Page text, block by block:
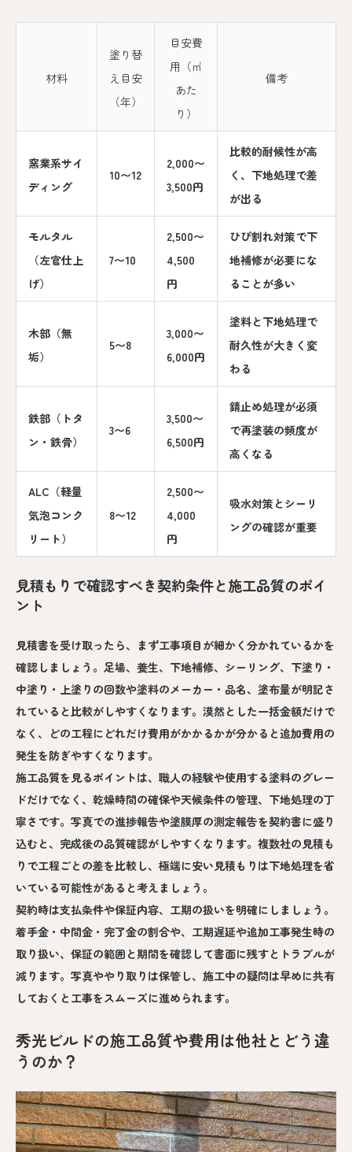
材料
塗り替
え目安
（年）
目安費
用（㎡
あた
り）
備考
窯業系サイ
ディング
10〜12
2,000〜
3,500円
比較的耐候性が高
く、下地処理で差
が出る
モルタル
（左官仕上
げ）
7〜10
2,500〜
4,500
円
ひび割れ対策で下
地補修が必要にな
ることが多い
木部（無
垢）
5〜8
3,000〜
6,000円
塗料と下地処理で
耐久性が大きく変
わる
鉄部（トタ
ン・鉄骨）
3〜6
3,500〜
6,500円
錆止め処理が必須
で再塗装の頻度が
高くなる
ALC（軽量
気泡コンク
リート）
8〜12
2,500〜
4,000
円
吸水対策とシーリ
ングの確認が重要
見積もりで確認すべき契約条件と施工品質のポイ
ント
見積書を受け取ったら、まず工事項目が細かく分かれているかを
確認しましょう。足場、養生、下地補修、シーリング、下塗り・
中塗り・上塗りの回数や塗料のメーカー・品名、塗布量が明記さ
れていると比較がしやすくなります。漠然とした一括金額だけで
なく、どの工程にどれだけ費用がかかるかが分かると追加費用の
発生を防ぎやすくなります。
施工品質を見るポイントは、職人の経験や使用する塗料のグレー
ドだけでなく、乾燥時間の確保や天候条件の管理、下地処理の丁
寧さです。写真での進捗報告や塗膜厚の測定報告を契約書に盛り
込むと、完成後の品質確認がしやすくなります。複数社の見積も
りで工程ごとの差を比較し、極端に安い見積もりは下地処理を省
いている可能性があると考えましょう。
契約時は支払条件や保証内容、工期の扱いを明確にしましょう。
着手金・中間金・完了金の割合や、工期遅延や追加工事発生時の
取り扱い、保証の範囲と期間を確認して書面に残すとトラブルが
減ります。写真ややり取りは保管し、施工中の疑問は早めに共有
しておくと工事をスムーズに進められます。
秀光ビルドの施工品質や費用は他社とどう違
うのか？